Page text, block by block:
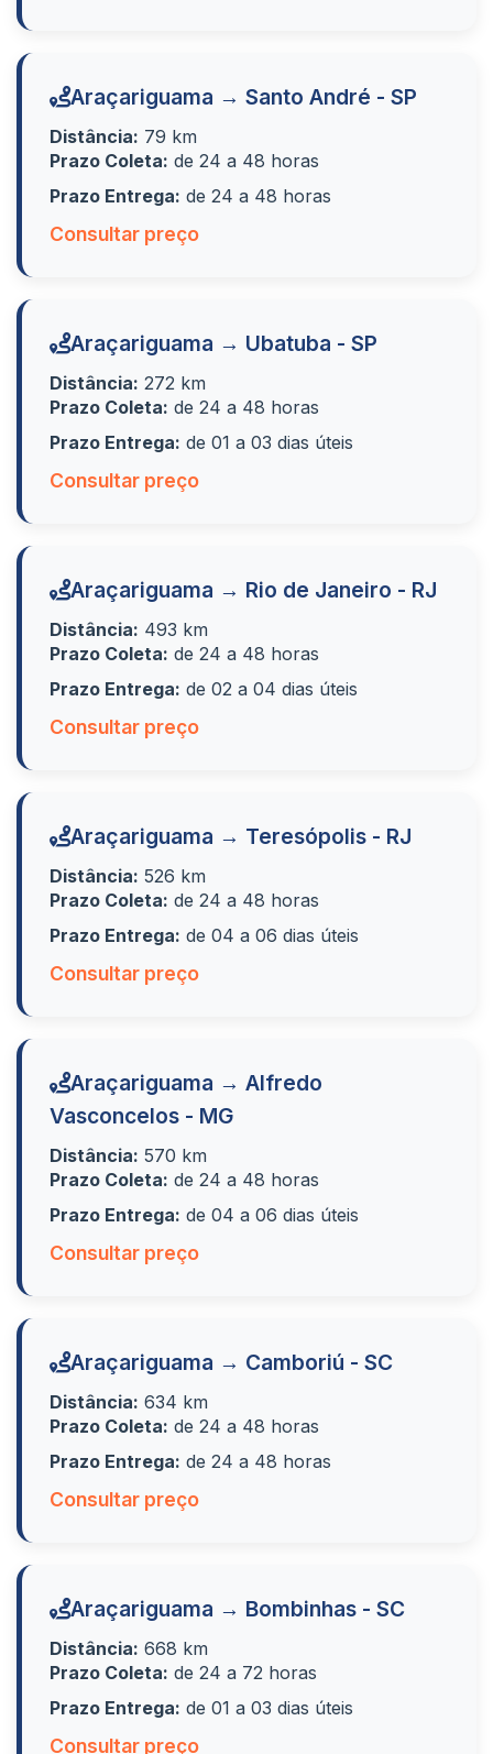
Araçariguama → Santo André - SP
Distância: 79 km
Prazo Coleta: de 24 a 48 horas
Prazo Entrega: de 24 a 48 horas
Consultar preço
Araçariguama → Ubatuba - SP
Distância: 272 km
Prazo Coleta: de 24 a 48 horas
Prazo Entrega: de 01 a 03 dias úteis
Consultar preço
Araçariguama → Rio de Janeiro - RJ
Distância: 493 km
Prazo Coleta: de 24 a 48 horas
Prazo Entrega: de 02 a 04 dias úteis
Consultar preço
Araçariguama → Teresópolis - RJ
Distância: 526 km
Prazo Coleta: de 24 a 48 horas
Prazo Entrega: de 04 a 06 dias úteis
Consultar preço
Araçariguama → Alfredo
Vasconcelos - MG
Distância: 570 km
Prazo Coleta: de 24 a 48 horas
Prazo Entrega: de 04 a 06 dias úteis
Consultar preço
Araçariguama → Camboriú - SC
Distância: 634 km
Prazo Coleta: de 24 a 48 horas
Prazo Entrega: de 24 a 48 horas
Consultar preço
Araçariguama → Bombinhas - SC
Distância: 668 km
Prazo Coleta: de 24 a 72 horas
Prazo Entrega: de 01 a 03 dias úteis
Consultar preço